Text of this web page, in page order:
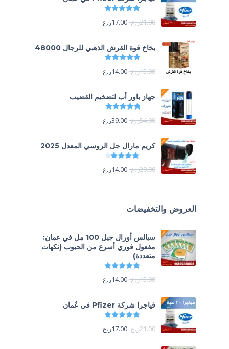
21.00ر.ع. 17.00ر.ع.
بخاخ قوة القرش الذهبي للرجال 48000
تم التقييم
15.00ر.ع. 14.00ر.ع.
جهاز باور أب لتضخيم القضيب
تم التقييم
54.00ر.ع. 39.00ر.ع.
كريم مارال جل الروسي المعدل 2025
تم التقييم
20.00ر.ع. 14.00ر.ع.
العروض والتخفيضات
سيالس أورال جيل 100 مل في عمان:
مفعول فوري أسرع من الحبوب (نكهات
متعددة)
15.00ر.ع. 14.00ر.ع.
فياجرا شركة Pfizer في عُمان
21.00ر.ع. 17.00ر.ع.